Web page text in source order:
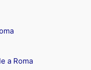
a Roma